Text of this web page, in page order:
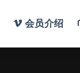
会员介绍